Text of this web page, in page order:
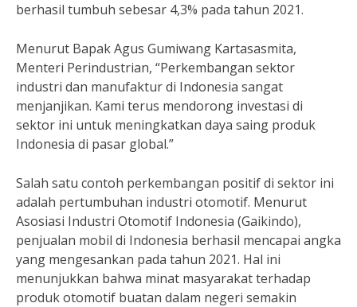
berhasil tumbuh sebesar 4,3% pada tahun 2021.
Menurut Bapak Agus Gumiwang Kartasasmita,
Menteri Perindustrian, “Perkembangan sektor
industri dan manufaktur di Indonesia sangat
menjanjikan. Kami terus mendorong investasi di
sektor ini untuk meningkatkan daya saing produk
Indonesia di pasar global.”
Salah satu contoh perkembangan positif di sektor ini
adalah pertumbuhan industri otomotif. Menurut
Asosiasi Industri Otomotif Indonesia (Gaikindo),
penjualan mobil di Indonesia berhasil mencapai angka
yang mengesankan pada tahun 2021. Hal ini
menunjukkan bahwa minat masyarakat terhadap
produk otomotif buatan dalam negeri semakin